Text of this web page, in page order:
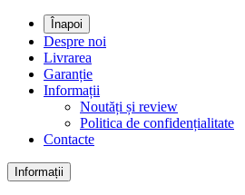
Înapoi
Despre noi
Livrarea
Garanție
Informații
Noutăți și review
Politica de confidențialitate
Contacte
Informații